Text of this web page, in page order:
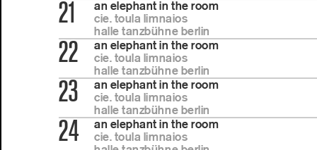
21
an elephant in the room
cie. toula limnaios
halle tanzbühne berlin
22
an elephant in the room
cie. toula limnaios
halle tanzbühne berlin
23
an elephant in the room
cie. toula limnaios
halle tanzbühne berlin
24
an elephant in the room
cie. toula limnaios